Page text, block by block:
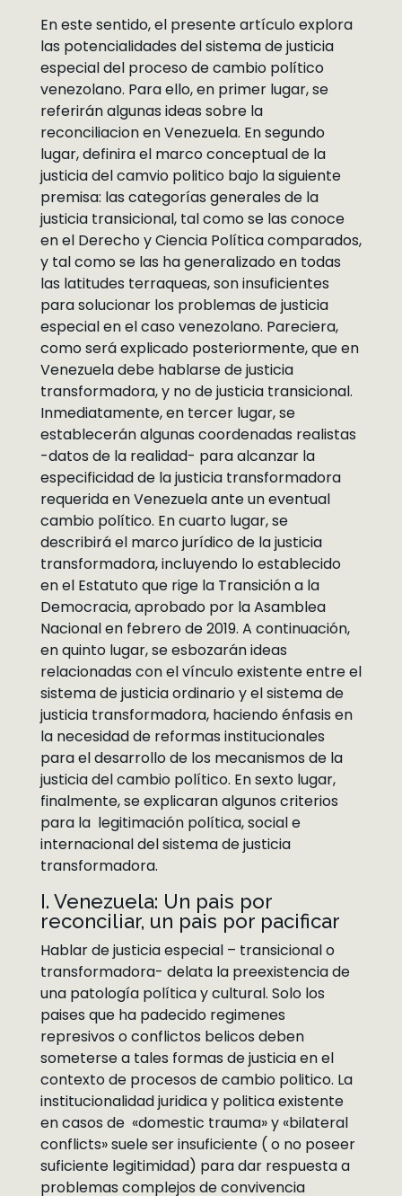
En este sentido, el presente artículo explora
las potencialidades del sistema de justicia
especial del proceso de cambio político
venezolano. Para ello, en primer lugar, se
referirán algunas ideas sobre la
reconciliacion en Venezuela. En segundo
lugar, definira el marco conceptual de la
justicia del camvio politico bajo la siguiente
premisa: las categorías generales de la
justicia transicional, tal como se las conoce
en el Derecho y Ciencia Política comparados,
y tal como se las ha generalizado en todas
las latitudes terraqueas, son insuficientes
para solucionar los problemas de justicia
especial en el caso venezolano. Pareciera,
como será explicado posteriormente, que en
Venezuela debe hablarse de justicia
transformadora, y no de justicia transicional.
Inmediatamente, en tercer lugar, se
establecerán algunas coordenadas realistas
-datos de la realidad- para alcanzar la
especificidad de la justicia transformadora
requerida en Venezuela ante un eventual
cambio político. En cuarto lugar, se
describirá el marco jurídico de la justicia
transformadora, incluyendo lo establecido
en el Estatuto que rige la Transición a la
Democracia, aprobado por la Asamblea
Nacional en febrero de 2019. A continuación,
en quinto lugar, se esbozarán ideas
relacionadas con el vínculo existente entre el
sistema de justicia ordinario y el sistema de
justicia transformadora, haciendo énfasis en
la necesidad de reformas institucionales
para el desarrollo de los mecanismos de la
justicia del cambio político. En sexto lugar,
finalmente, se explicaran algunos criterios
para la legitimación política, social e
internacional del sistema de justicia
transformadora.
I. Venezuela: Un pais por
reconciliar, un pais por pacificar
Hablar de justicia especial – transicional o
transformadora- delata la preexistencia de
una patología política y cultural. Solo los
paises que ha padecido regimenes
represivos o conflictos belicos deben
someterse a tales formas de justicia en el
contexto de procesos de cambio politico. La
institucionalidad juridica y politica existente
en casos de «domestic trauma» y «bilateral
conflicts» suele ser insuficiente ( o no poseer
suficiente legitimidad) para dar respuesta a
problemas complejos de convivencia